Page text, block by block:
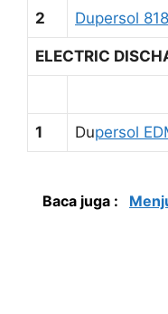
2 Dupersol
ELECTRIC
1 Dupersol
Baca juga :